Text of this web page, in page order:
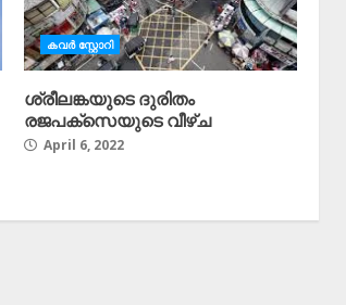
കവർ സ്റ്റോറി
ശ്രീലങ്കയുടെ ദുരിതം
രജപക്സെയുടെ വീഴ്ച
April 6, 2022